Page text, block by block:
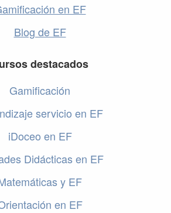
en EF
Blog de EF
destacados
Gamificación
servicio en EF
iDoceo en EF
Didácticas en EF
y EF
en EF